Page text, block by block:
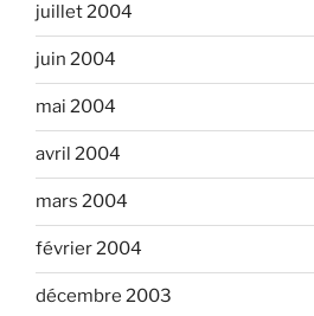
juillet 2004
juin 2004
mai 2004
avril 2004
mars 2004
février 2004
décembre 2003